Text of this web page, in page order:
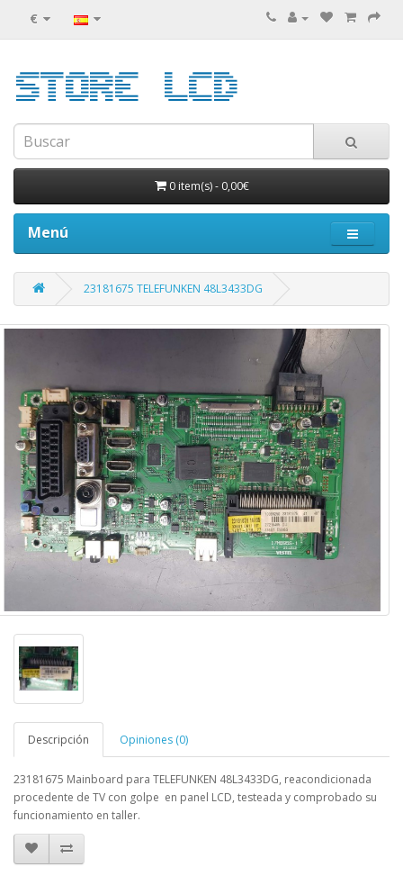
€
0 item(s)- 0,00€
Menú
23181675 TELEFUNKEN 48L3433DG
Descripción Opiniones (0)
23181675 Mainboard para TELEFUNKEN 48L3433DG, reacondicionada
procedente de TV con golpe en panel LCD, testeada y comprobado su
funcionamiento en taller.